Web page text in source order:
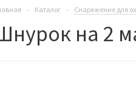
- Каталог - Снаряжение для
на 2